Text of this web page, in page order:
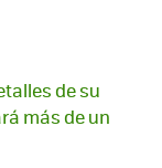
de su
más de un